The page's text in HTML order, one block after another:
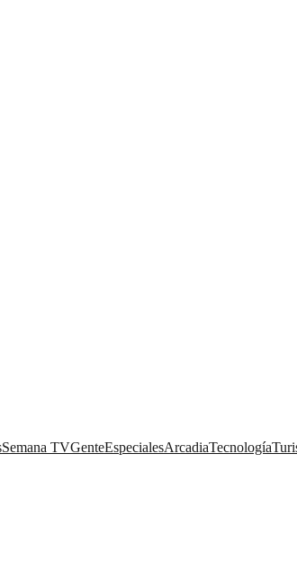
Semana TVGenteEspecialesArcadiaTecnología